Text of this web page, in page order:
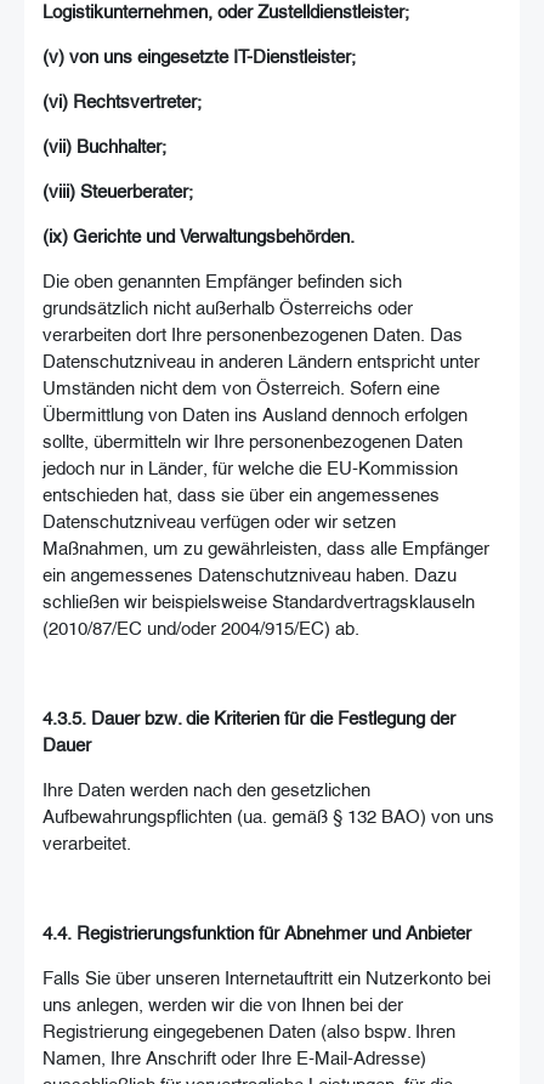
Logistikunternehmen, oder Zustelldienstleister;
(v) von uns eingesetzte IT-Dienstleister;
(vi) Rechtsvertreter;
(vii) Buchhalter;
(viii) Steuerberater;
(ix) Gerichte und Verwaltungsbehörden.
Die oben genannten Empfänger befinden sich
grundsätzlich nicht außerhalb Österreichs oder
verarbeiten dort Ihre personenbezogenen Daten. Das
Datenschutzniveau in anderen Ländern entspricht unter
Umständen nicht dem von Österreich. Sofern eine
Übermittlung von Daten ins Ausland dennoch erfolgen
sollte, übermitteln wir Ihre personenbezogenen Daten
jedoch nur in Länder, für welche die EU-Kommission
entschieden hat, dass sie über ein angemessenes
Datenschutzniveau verfügen oder wir setzen
Maßnahmen, um zu gewährleisten, dass alle Empfänger
ein angemessenes Datenschutzniveau haben. Dazu
schließen wir beispielsweise Standardvertragsklauseln
(2010/87/EC und/oder 2004/915/EC) ab.
4.3.5. Dauer bzw. die Kriterien für die Festlegung der
Dauer
Ihre Daten werden nach den gesetzlichen
Aufbewahrungspflichten (ua. gemäß § 132 BAO) von uns
verarbeitet.
4.4. Registrierungsfunktion für Abnehmer und Anbieter
Falls Sie über unseren Internetauftritt ein Nutzerkonto bei
uns anlegen, werden wir die von Ihnen bei der
Registrierung eingegebenen Daten (also bspw. Ihren
Namen, Ihre Anschrift oder Ihre E-Mail-Adresse)